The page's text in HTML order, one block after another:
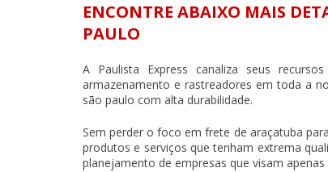
ENCONTRE ABAIXO MAIS
PAULO
A Paulista Express canaliza seus
armazenamento e rastreadores em toda a
são paulo com alta durabilidade.
Sem perder o foco emfrete de araçatuba
produtos e serviços que tenham extrema
planejamento de empresas que visam